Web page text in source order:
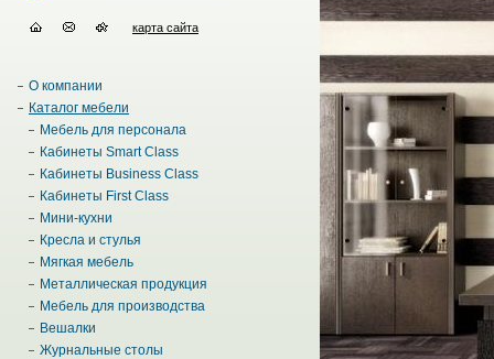
карта сайта
О компании
Каталог мебели
Мебель для персонала
Кабинеты Smart Class
Кабинеты Business Class
Кабинеты First Class
Мини-кухни
Кресла и стулья
Мягкая мебель
Металлическая продукция
Мебель для производства
Вешалки
Журнальные столы